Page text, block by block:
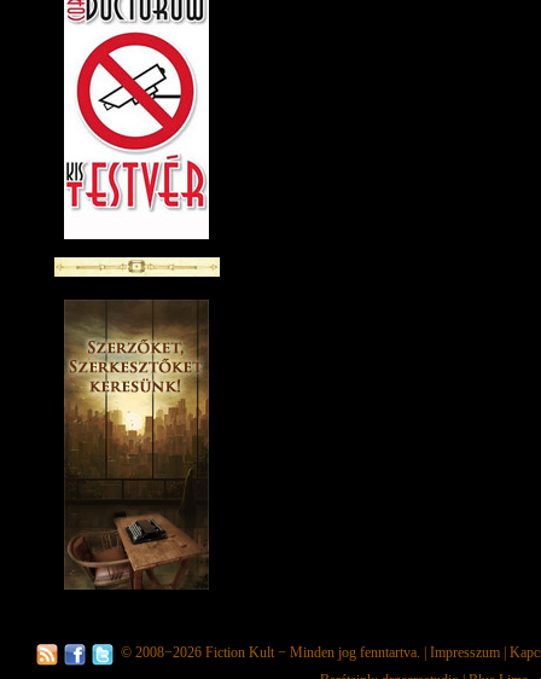
© 2008−2026 Fiction Kult − Minden jog fenntartva. | Impresszum